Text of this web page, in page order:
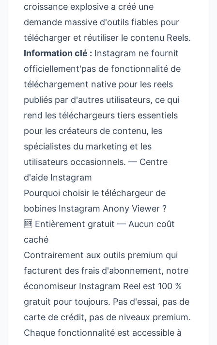
croissance explosive a créé une
demande massive d'outils fiables pour
télécharger et réutiliser le contenu Reels.
Information clé : Instagram ne fournit
officiellement'pas de fonctionnalité de
téléchargement native pour les reels
publiés par d'autres utilisateurs, ce qui
rend les téléchargeurs tiers essentiels
pour les créateurs de contenu, les
spécialistes du marketing et les
utilisateurs occasionnels. — Centre
d'aide Instagram
Pourquoi choisir le téléchargeur de
bobines Instagram Anony Viewer ?
🆓 Entièrement gratuit — Aucun coût
caché
Contrairement aux outils premium qui
facturent des frais d'abonnement, notre
économiseur Instagram Reel est 100 %
gratuit pour toujours. Pas d'essai, pas de
carte de crédit, pas de niveaux premium.
Chaque fonctionnalité est accessible à